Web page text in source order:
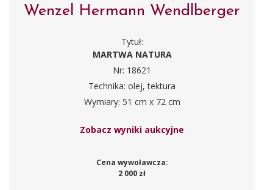
Wenzel Hermann Wendlberger
Tytuł:
MARTWA NATURA
Nr: 18621
Technika: olej, tektura
Wymiary: 51 cm x 72 cm
Zobacz wyniki aukcyjne
Cena wywoławcza:
2 000 zł